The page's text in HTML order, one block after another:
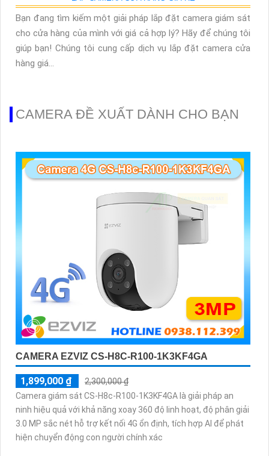
Bạn đang tìm kiếm một giải pháp lắp đặt camera giám sát
cho cửa hàng của mình với giá cả hợp lý? Hãy để chúng tôi
giúp bạn! Chúng tôi cung cấp dịch vụ lắp đặt camera cửa
hàng giá...
CAMERA ĐỀ XUẤT DÀNH CHO BẠN
CAMERA EZVIZ CS-H8C-R100-1K3KF4GA
1,899,000 ₫
2,300,000 ₫
Camera giám sát CS-H8c-R100-1K3KF4GA là giải pháp an
ninh hiệu quả với khả năng xoay 360 độ linh hoạt, độ phân giải
3.0 MP sắc nét hỗ trợ kết nối 4G ổn định, tích hợp AI để phát
hiện chuyển động con người chính xác